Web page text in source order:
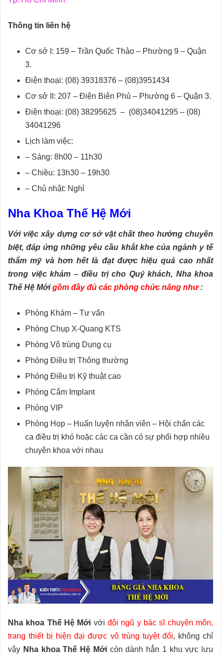
Thông tin liên hệ
Cơ sở I: 159 – Trần Quốc Thảo – Phường 9 – Quận
3.
Điện thoại: (08) 39318376 – (08)3951434
Cơ sở II: 207 – Ðiện Biên Phủ – Phường 6 – Quận 3.
Điện thoại: (08) 38295625 – (08)34041295 – (08)
34041296
Lịch làm việc:
– Sáng: 8h00 – 11h30
– Chiều: 13h30 – 19h30
– Chủ nhật: Nghỉ
Nha Khoa Thế Hệ Mới
Với việc xây dựng cơ sở vật chất theo hướng chuyên
biệt, đáp ứng những yêu cầu khắt khe của ngành y tế
thẩm mỹ và hơn hết là đạt được hiệu quả cao nhất
trong việc khám – điều trị cho Quý khách, Nha khoa
Thế Hệ Mớigồm đầy đủ các phòng chức năng như:
Phòng Khám – Tư vấn
Phòng Chụp X-Quang KTS
Phòng Vô trùng Dụng cụ
Phòng Điều trị Thông thường
Phòng Điều trị Kỹ thuật cao
Phòng Cắm Implant
Phòng VIP
Phòng Họp – Huấn luyện nhân viên – Hội chẩn các
ca điều trị khó hoặc các ca cần có sự phối hợp nhiều
chuyên khoa với nhau
Nha khoa Thế Hệ Mới vớiđội ngũ y bác sĩ chuyên môn,
trang thiết bị hiện đại được vô trùng tuyệt đối, không chỉ
vậy Nha khoa Thế Hệ Mớicòn dành hẳn 1 khu vực lưu